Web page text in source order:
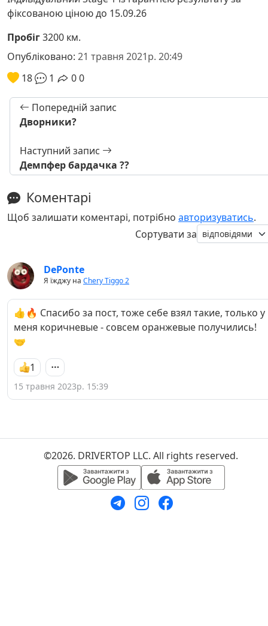
фіксованою ціною до 15.09.26
Пробіг3200 км.
Опубліковано: 21 травня 2021р. 20:49
18
1 00
Попередній запис
Дворники?
Наступний запис
Демпфер бардачка ?‍?
Коментарі
Щоб залишати коментарі, потрібно авторизуватись.
Сортувати за
DePonte
Я їжджу на Chery Tiggo 2
👍🔥 Спасибо за пост, тоже себе взял такие, только у
меня коричневые - совсем оранжевые получились!
🤝
1
15 травня 2023р. 15:39
©2026. DRIVERTOP LLC. All rights reserved.